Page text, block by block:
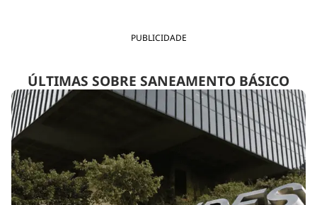
PUBLICIDADE
ÚLTIMAS SOBRE SANEAMENTO BÁSICO